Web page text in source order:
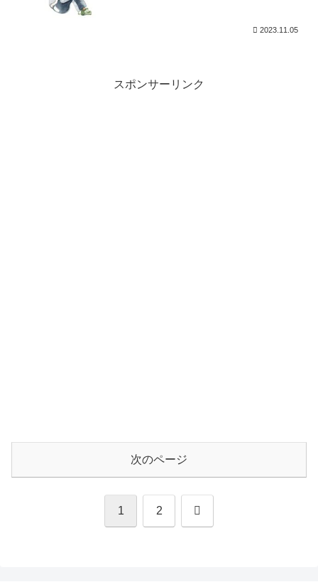
2023.11.05
スポンサーリンク
次のページ
1 2 次